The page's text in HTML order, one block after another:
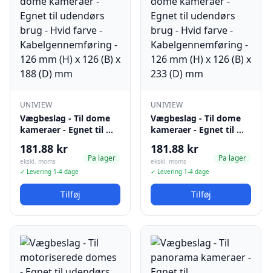
UNIVIEW
Vægbeslag - Til dome
kameraer - Egnet til …
181.88 kr
ekskl. moms
✓ Levering 1-4 dage
Pa lager
Tilføj
UNIVIEW
Vægbeslag - Til dome
kameraer - Egnet til …
181.88 kr
ekskl. moms
✓ Levering 1-4 dage
Pa lager
Tilføj